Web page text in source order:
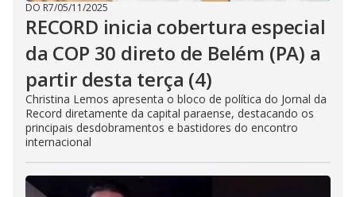
DO R7/05/11/2025
RECORD inicia cobertura especial
da COP 30 direto de Belém (PA) a
partir desta terça (4)
Christina Lemos apresenta o bloco de política do Jornal da
Record diretamente da capital paraense, destacando os
principais desdobramentos e bastidores do encontro
internacional